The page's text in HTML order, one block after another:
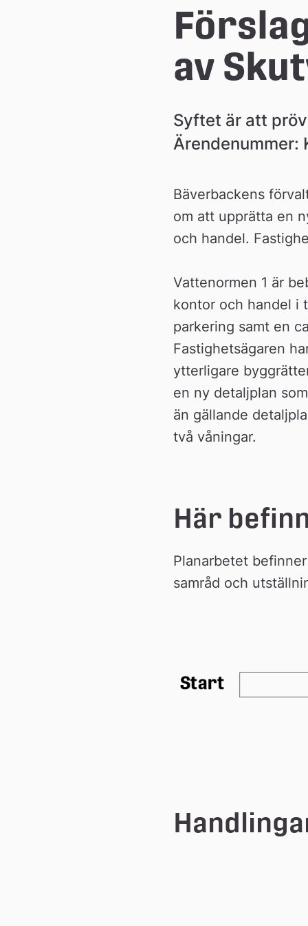
av
Syftet är att
Ärendenummer:
Bäverbackens
om att upprätta en
och handel.
Vattenormen 1 är
kontor och handel i
parkering samt en
Fastighetsägaren
ytterligare
en ny detaljplan
än gällande
två våningar.
Här
Planarbetet
samråd och